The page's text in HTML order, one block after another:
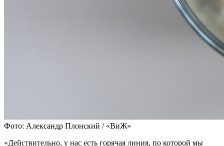
Фото: Александр Плонский / «ВиЖ»
«Действительно, у нас есть горячая линия, по которой мы